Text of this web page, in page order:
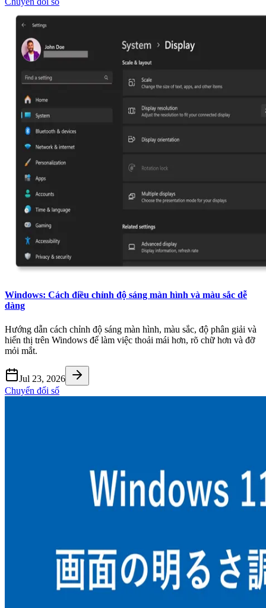
Windows: Cách điều chỉnh độ sáng màn hình và màu sắc dễ
dàng
Hướng dẫn cách chỉnh độ sáng màn hình, màu sắc, độ phân giải và
hiển thị trên Windows để làm việc thoải mái hơn, rõ chữ hơn và đỡ
mỏi mắt.
Jul 23, 2026
Chuyển đổi số